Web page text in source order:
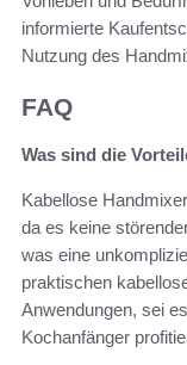
informierte
Nutzung des
FAQ
Was sind die
Kabellose
da es keine
was eine
praktischen
Anwendungen, sei
Kochanfänger